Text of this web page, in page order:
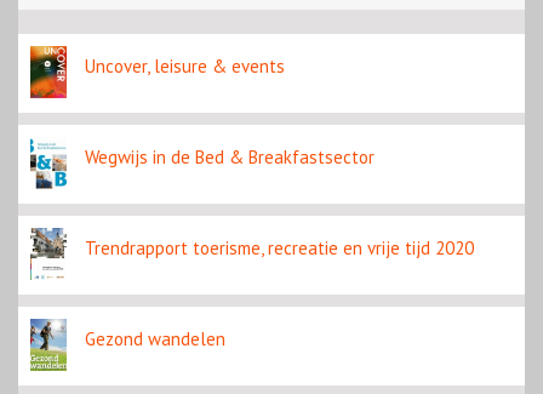
Uncover, leisure & events
Wegwijs in de Bed & Breakfastsector
Trendrapport toerisme, recreatie en vrije tijd 2020
Gezond wandelen